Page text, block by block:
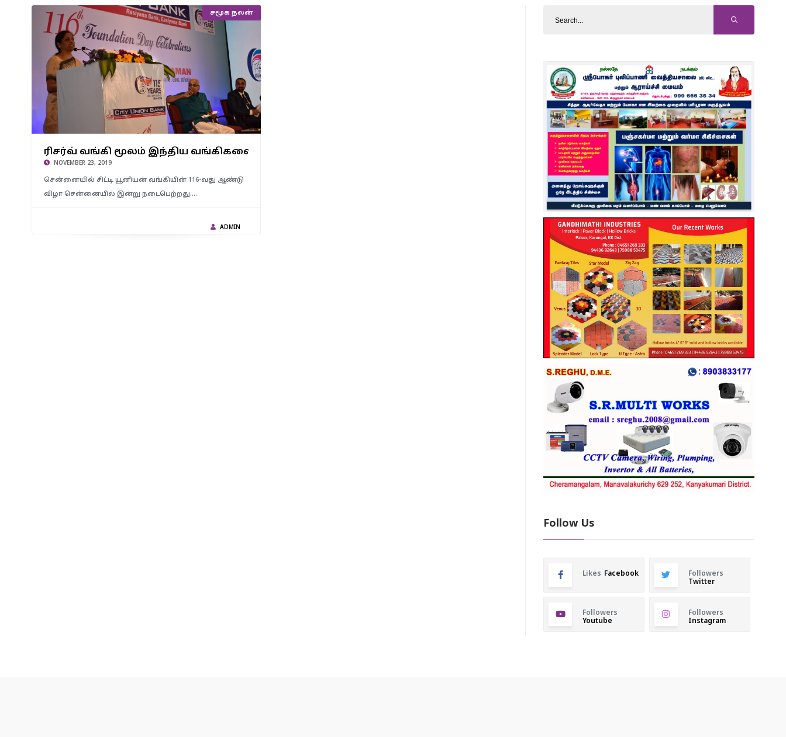
கொண்டுவர நடவடிக்கை – மத்திய நிதி அமைச்சர் நிர்மலா
சீதாராமன்
சமூக நலன்
ரிசர்வ் வங்கி மூலம் இந்திய வங்கிகளை உலக தர
NOVEMBER 23, 2019
சென்னையில் சிட்டி யூனியன் வங்கியின் 116-வது ஆண்டு
விழா சென்னையில் இன்று நடைபெற்றது.…
ADMIN
Follow Us
Likes Facebook
Followers
Twitter
Followers
Youtube
Followers
Instagram